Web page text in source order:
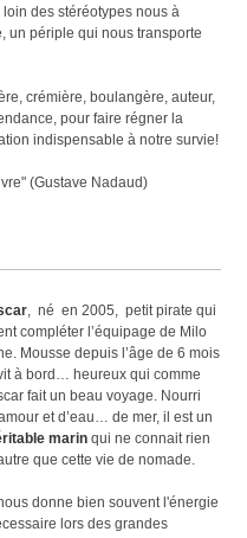
des stéréotypes nous à
un périple qui nous transporte
crémière, boulangère, auteur,
pour faire régner la
indispensable à notre survie!
(Gustave Nadaud)
, né en 2005, petit pirate qui
compléter l’équipage de Milo
Mousse depuis l’âge de 6 mois
à bord… heureux qui comme
fait un beau voyage. Nourri
et d’eau… de mer, il est un
marin qui ne connait rien
que cette vie de nomade.
donne bien souvent l'énergie
lors des grandes